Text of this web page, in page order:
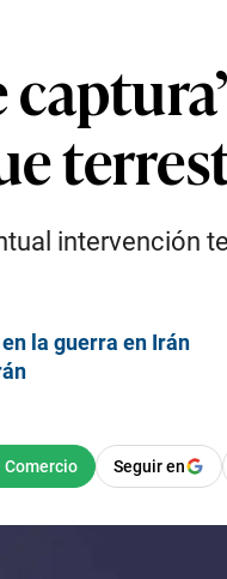
intervención
la guerra en Irán
Seguir en